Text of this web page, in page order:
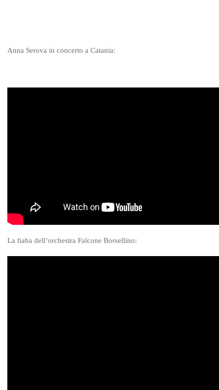
Anna Serova in concerto a Catania:
La fiaba dell’orchestra Falcone Borsellino: